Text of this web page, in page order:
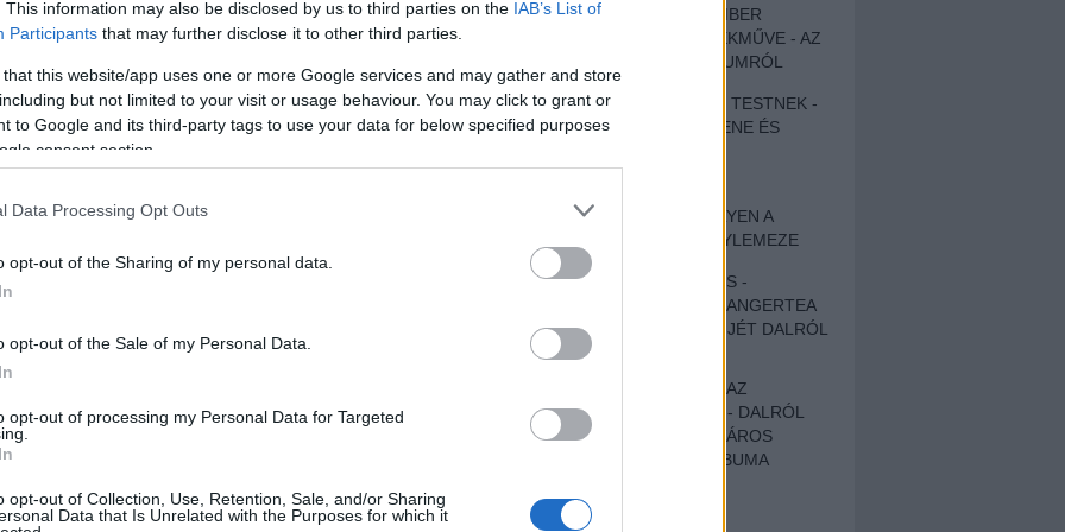
This information may also be disclosed by us to third parties on the IAB’s List of
Participants that may further disclose it to other third parties.
that this website/app uses one or more Google services and may gather and store
but not limited to your visit or usage behaviour. You may click to grant or
to Google and its third-party tags to use your data for below specified purposes
consent section.
Data Processing Opt Outs
opt-out of the Sharing of my personal data.
opt-out of the Sale of my Personal Data.
opt-out of processing my Personal Data for Targeted
opt-out of Collection, Use, Retention, Sale, and/or Sharing
Data that Is Unrelated with the Purposes for which it
judas priest nyereményjáték
biográfia
- A DEAD CAN
GÉNIUSZA
a Lángoló!
, ahol az eddigieknél jóval több tartalom vár!
EGY DÜHÖS VÉNEMBER
UNIVERZÁLIS REMEKMŰVE - AZ
ÚJ BOB DYLAN-ALBUMRÓL
ZENE LÉLEKNEK ÉS TESTNEK -
AUTENTIKUS NÉPZENE ÉS
SZOMORKODÁS - ILYEN A
KATATONIA ÚJ NAGYLEMEZE
CROCODILE NERVES -
HALLGASD MEG AZ ANGERTEA
MA MEGJELENT EP-JÉT DALRÓL
DALRA!
A FELELŐSSÉGTŐL AZ
ELLOPOTT FÖLDIG - DALRÓL
DALRA A KÉPZELT VÁROS
SAMIZDAT CÍMŰ ALBUMA